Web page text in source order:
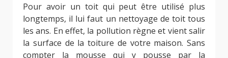
Pour avoir un toit qui peut être utilisé plus
longtemps, il lui faut un nettoyage de toit tous
les ans. En effet, la pollution règne et vient salir
la surface de la toiture de votre maison. Sans
compter la mousse qui y pousse par la